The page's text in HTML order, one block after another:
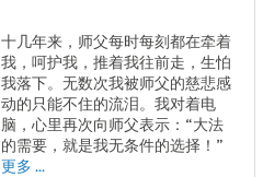
十几年来，师父每时每刻都在牵着
我，呵护我，推着我往前走，生怕
我落下。无数次我被师父的慈悲感
动的只能不住的流泪。我对着电
脑，心里再次向师父表示：“大法
的需要，就是我无条件的选择！”
更多 ...